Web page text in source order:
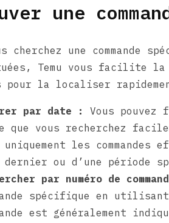
une
cherchez une commande
Temu vous facilite
la localiser
par date :
Vous
que vous recherchez
les
dernier ou d’une période
par numéro de
spécifique en utilisant
est généralement